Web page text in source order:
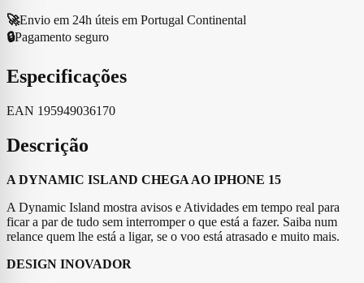
🚀Envio em 24h úteis em Portugal Continental
🔒Pagamento seguro
Especificações
EAN 195949036170
Descrição
A DYNAMIC ISLAND CHEGA AO IPHONE 15
A Dynamic Island mostra avisos e Atividades em tempo real para
ficar a par de tudo sem interromper o que está a fazer. Saiba num
relance quem lhe está a ligar, se o voo está atrasado e muito mais.
DESIGN INOVADOR